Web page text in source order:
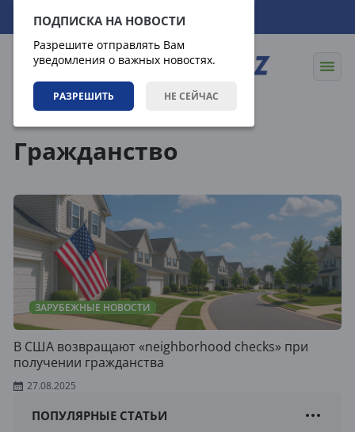
ПОДПИСКА НА НОВОСТИ
Разрешите отправлять Вам
уведомления о важных новостях.
РАЗРЕШИТЬ НЕ СЕЙЧАС
06.08.2026 20:01:43
Гражданство
ЗАРУБЕЖНЫЕ НОВОСТИ
В США возвращают «neighborhood checks» при
получении гражданства
27.08.2025
ПОПУЛЯРНЫЕ СТАТЬИ